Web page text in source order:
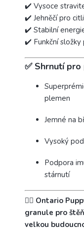
✔️ Vysoce
✔️ Jehněčí pro
✔️ Stabilní
✔️ Funkční složky
✅ Shrnutí pro
plemen
Jemné na
Vysoký
Podpora
stárnutí
🐕‍🦺 Ontario
granule pro
velkou